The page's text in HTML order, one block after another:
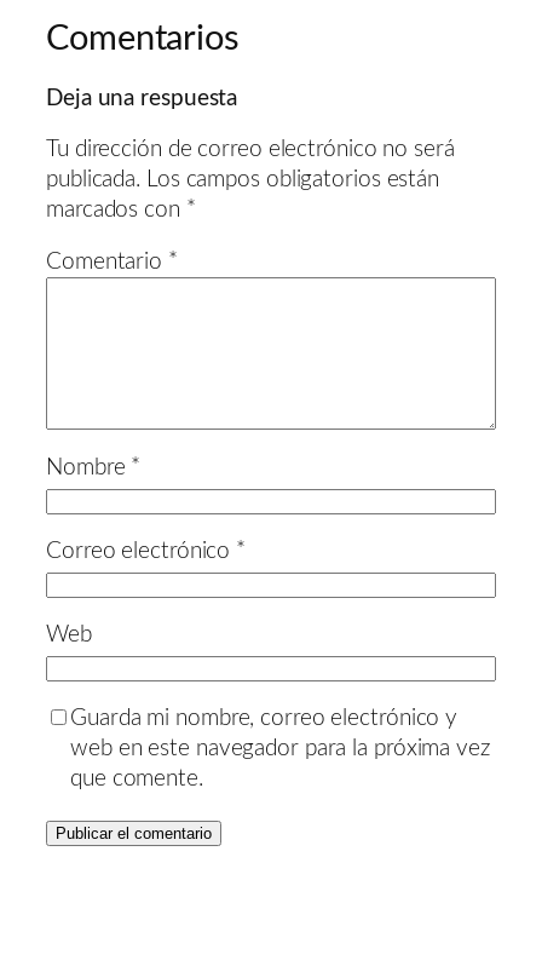
Comentarios
Deja una respuesta
Tu dirección de correo electrónico no será
publicada. Los campos obligatorios están
marcados con *
Comentario *
Nombre *
Correo electrónico *
Web
Guarda mi nombre, correo electrónico y
web en este navegador para la próxima vez
que comente.